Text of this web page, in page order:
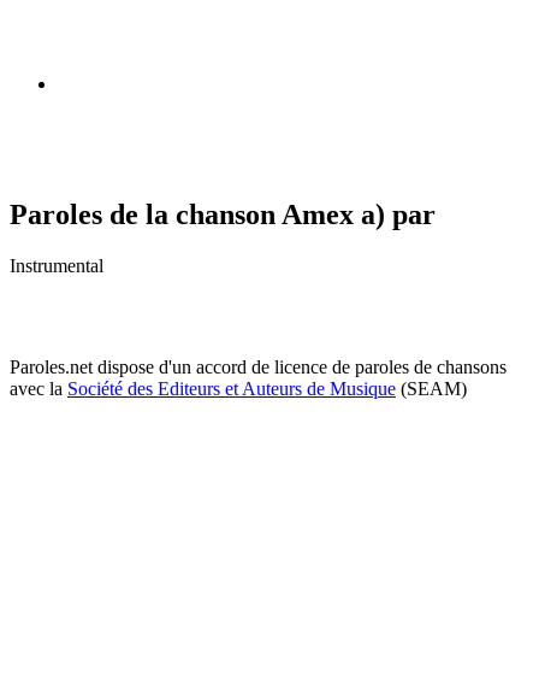
Paroles de la chanson Amex a) par
Instrumental
Paroles.net dispose d'un accord de licence de paroles de chansons
avec la Société des Editeurs et Auteurs de Musique (SEAM)